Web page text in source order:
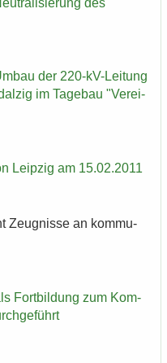
der 220-​kV-Leitung
im Ta­ge­bau "Ver­ei­
Leip­zig am 15.02.2011
Zeug­nis­se an kom­mu­
Fort­bil­dung zum Kom­